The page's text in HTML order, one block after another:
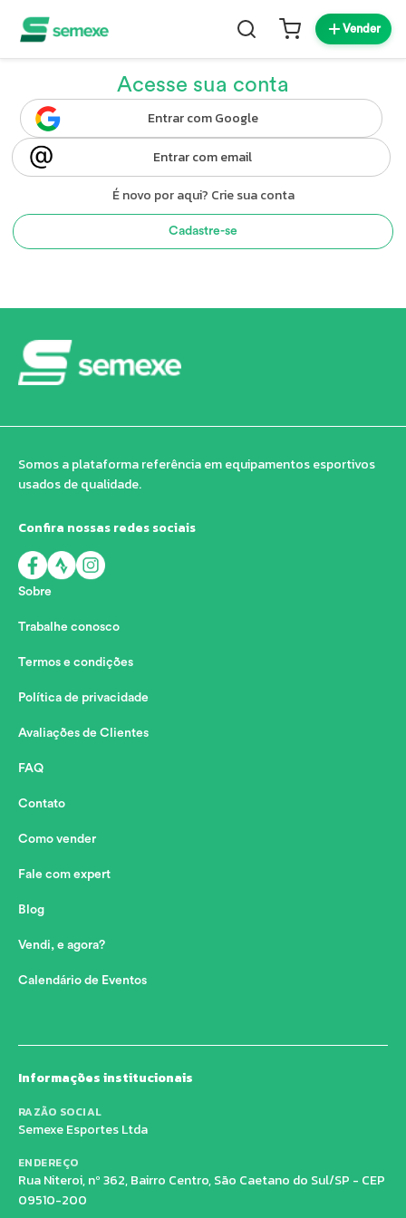
Vender
Acesse sua conta
Entrar com Google
Entrar com email
É novo por aqui? Crie sua conta
Cadastre-se
Somos a plataforma referência em equipamentos esportivos
usados de qualidade.
Confira nossas redes sociais
Sobre
Trabalhe conosco
Termos e condições
Política de privacidade
Avaliações de Clientes
FAQ
Contato
Como vender
Fale com expert
Blog
Vendi, e agora?
Calendário de Eventos
Informações institucionais
RAZÃO SOCIAL
Semexe Esportes Ltda
ENDEREÇO
Rua Niteroi, nº 362, Bairro Centro, São Caetano do Sul/SP - CEP
09510-200